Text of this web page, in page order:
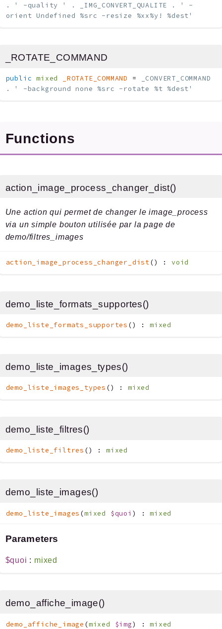
. ' -quality ' . _IMG_CONVERT_QUALITE . ' -
orient Undefined %src -resize %xx%y! %dest'
_ROTATE_COMMAND
public mixed _ROTATE_COMMAND =
_CONVERT_COMMAND
. ' -background none %src -rotate %t %dest'
Functions
action_image_process_changer_dist()
Une action qui permet de changer le image_process
via un simple bouton utilisée par la page de
demo/filtres_images
action_image_process_changer_dist() :void
demo_liste_formats_supportes()
demo_liste_formats_supportes () :mixed
demo_liste_images_types()
demo_liste_images_types () :mixed
demo_liste_filtres()
demo_liste_filtres () :mixed
demo_liste_images()
demo_liste_images (mixed $quoi ) :mixed
Parameters
$quoi : mixed
demo_affiche_image()
demo_affiche_image (mixed $img) :mixed